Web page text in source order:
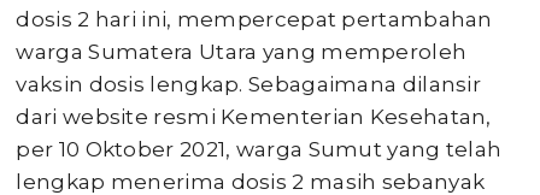
dosis 2 hari ini, mempercepat pertambahan
warga Sumatera Utara yang memperoleh
vaksin dosis lengkap. Sebagaimana dilansir
dari website resmi Kementerian Kesehatan,
per 10 Oktober 2021, warga Sumut yang telah
lengkap menerima dosis 2 masih sebanyak